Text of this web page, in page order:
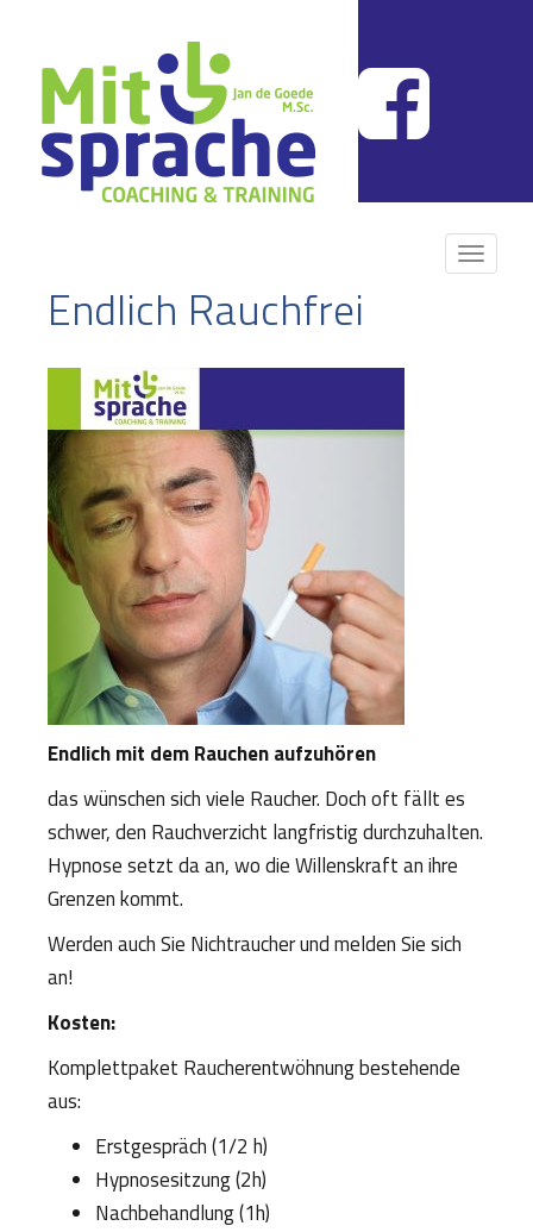
Endlich Rauchfrei
Endlich mit dem Rauchen aufzuhören
das wünschen sich viele Raucher. Doch oft fällt es
schwer, den Rauchverzicht langfristig durchzuhalten.
Hypnose setzt da an, wo die Willenskraft an ihre
Grenzen kommt.
Werden auch Sie Nichtraucher und melden Sie sich
an!
Kosten:
Komplettpaket Raucherentwöhnung bestehende
aus:
Erstgespräch (1/2 h)
Hypnosesitzung (2h)
Nachbehandlung (1h)